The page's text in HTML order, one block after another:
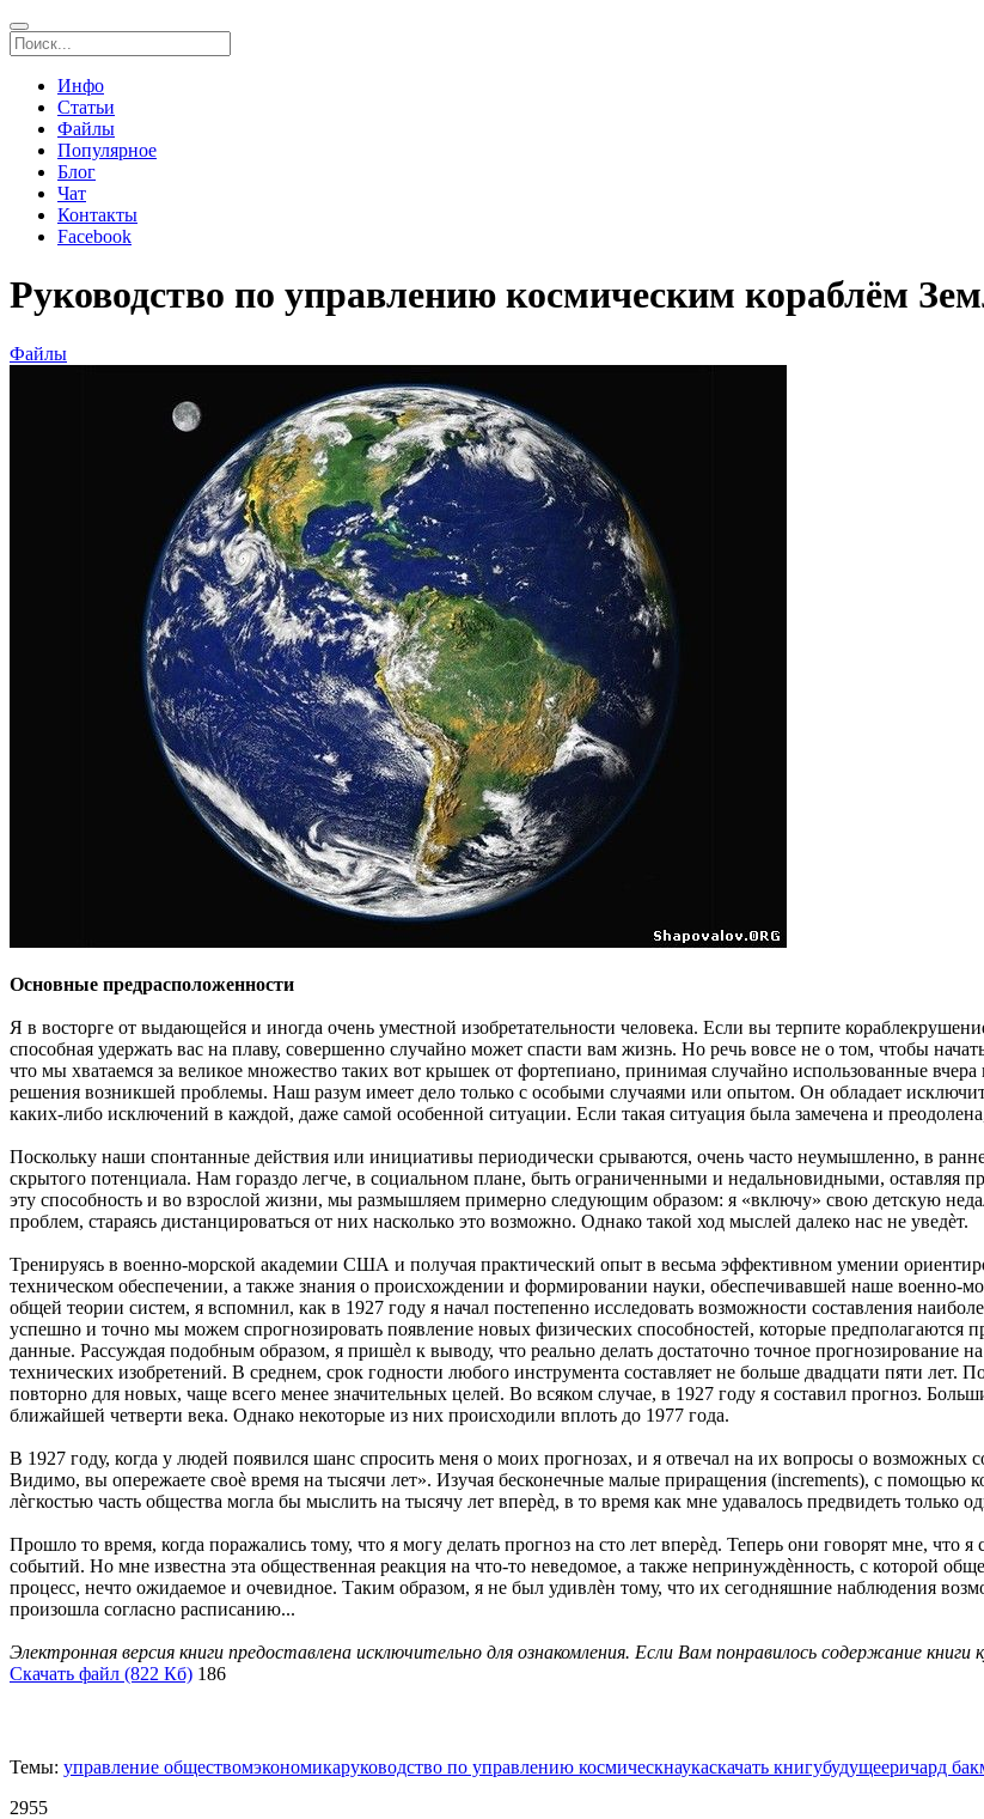
Инфо
Статьи
Файлы
Популярное
Блог
Чат
Контакты
Facebook
Руководство по управлению космическим кораблём
Файлы
Основные предрасположенности
Я в восторге от выдающейся и иногда очень уместной изобретательности человека. Если вы терпите
способная удержать вас на плаву, совершенно случайно может спасти вам жизнь. Но речь вовсе не о том, чтобы
что мы хватаемся за великое множество таких вот крышек от фортепиано, принимая случайно использованные
решения возникшей проблемы. Наш разум имеет дело только с особыми случаями или опытом. Он обладает
каких-либо исключений в каждой, даже самой особенной ситуации. Если такая ситуация была замечена и
Поскольку наши спонтанные действия или инициативы периодически срываются, очень часто неумышленно, в
скрытого потенциала. Нам гораздо легче, в социальном плане, быть ограниченными и недальновидными, оставляя
эту способность и во взрослой жизни, мы размышляем примерно следующим образом: я «включу» свою детскую
проблем, стараясь дистанцироваться от них насколько это возможно. Однако такой ход мыслей далеко нас не уведѐт.
Тренируясь в военно-морской академии США и получая практический опыт в весьма эффективном умении
техническом обеспечении, а также знания о происхождении и формировании науки, обеспечивавшей наше военно-
общей теории систем, я вспомнил, как в 1927 году я начал постепенно исследовать возможности составления
успешно и точно мы можем спрогнозировать появление новых физических способностей, которые
данные. Рассуждая подобным образом, я пришѐл к выводу, что реально делать достаточно точное прогнозирование
технических изобретений. В среднем, срок годности любого инструмента составляет не больше двадцати пяти
повторно для новых, чаще всего менее значительных целей. Во всяком случае, в 1927 году я составил прогноз.
ближайшей четверти века. Однако некоторые из них происходили вплоть до 1977 года.
В 1927 году, когда у людей появился шанс спросить меня о моих прогнозах, и я отвечал на их вопросы о
Видимо, вы опережаете своѐ время на тысячи лет». Изучая бесконечные малые приращения (increments), с
лѐгкостью часть общества могла бы мыслить на тысячу лет вперѐд, в то время как мне удавалось предвидеть только
Прошло то время, когда поражались тому, что я могу делать прогноз на сто лет вперѐд. Теперь они говорят мне,
событий. Но мне известна эта общественная реакция на что-то неведомое, а также непринуждѐнность, с которой
процесс, нечто ожидаемое и очевидное. Таким образом, я не был удивлѐн тому, что их сегодняшние наблюдения
произошла согласно расписанию...
Электронная версия книги предоставлена исключительно для ознакомления. Если Вам понравилось содержание
Скачать файл (822 Кб) 186
Темы: управление обществомэкономикаруководство по управлению космическнаукаскачать книгубудущееричард
2955